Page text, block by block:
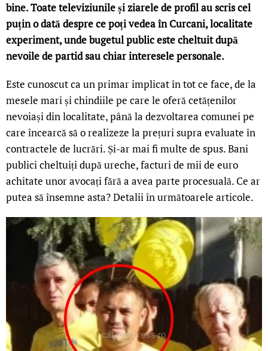
bine. Toate televiziunile și ziarele de profil au scris cel
puțin o dată despre ce poți vedea în Curcani, localitate
experiment, unde bugetul public este cheltuit după
nevoile de partid sau chiar interesele personale.
Este cunoscut ca un primar implicat în tot ce face, de la
mesele mari și chindiile pe care le oferă cetățenilor
nevoiași din localitate, până la dezvoltarea comunei pe
care încearcă să o realizeze la prețuri supra evaluate în
contractele de lucrări. Și-ar mai fi multe de spus. Bani
publici cheltuiți după ureche, facturi de mii de euro
achitate unor avocați fără a avea parte procesuală. Ce ar
putea să însemne asta? Detalii în următoarele articole.